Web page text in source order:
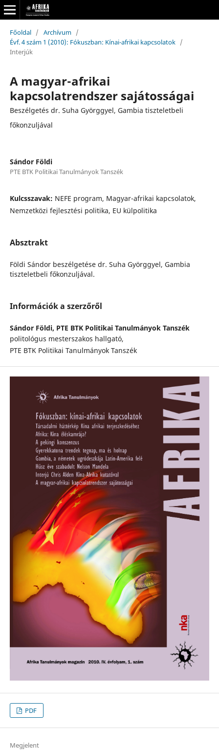
Főoldal / Archívum /
Évf. 4 szám 1 (2010): Fókuszban: Kínai-afrikai kapcsolatok /
Interjúk
A magyar-afrikai
kapcsolatrendszer sajátosságai
Beszélgetés dr. Suha Györggyel, Gambia tiszteletbeli
főkonzuljával
Sándor Földi
PTE BTK Politikai Tanulmányok Tanszék
Kulcsszavak: NEFE program, Magyar-afrikai kapcsolatok,
Nemzetközi fejlesztési politika, EU külpolitika
Absztrakt
Földi Sándor beszélgetése dr. Suha Györggyel, Gambia
tiszteletbeli főkonzuljával.
Információk a szerzőről
Sándor Földi, PTE BTK Politikai Tanulmányok Tanszék
politológus mesterszakos hallgató,
PTE BTK Politikai Tanulmányok Tanszék
PDF
Megjelent